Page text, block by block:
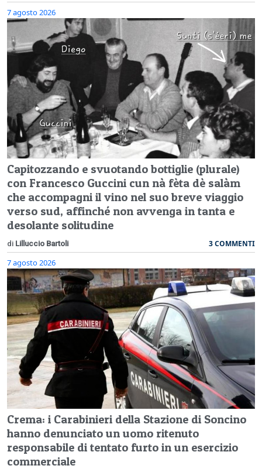
7 agosto 2026
Capitozzando e svuotando bottiglie (plurale)
con Francesco Guccini cun nà fèta dè salàm
che accompagni il vino nel suo breve viaggio
verso sud, affinché non avvenga in tanta e
desolante solitudine
di Lilluccio Bartoli 3 COMMENTI
7 agosto 2026
Crema: i Carabinieri della Stazione di Soncino
hanno denunciato un uomo ritenuto
responsabile di tentato furto in un esercizio
commerciale